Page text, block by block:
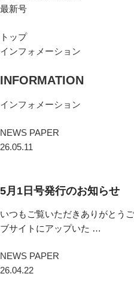
最新号
トップ
インフォメーション
INFORMATION
インフォメーション
NEWS PAPER
26.05.11
5月1日号発行のお知らせ
いつもご覧いただきありがとう
ブサイトにアップいた …
NEWS PAPER
26.04.22